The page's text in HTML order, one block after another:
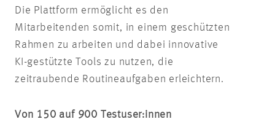
Die Plattform ermöglicht es den
Mitarbeitenden somit, in einem geschützten
Rahmen zu arbeiten und dabei innovative
KI-gestützte Tools zu nutzen, die
zeitraubende Routineaufgaben erleichtern.
Von 150 auf 900 Testuser:innen